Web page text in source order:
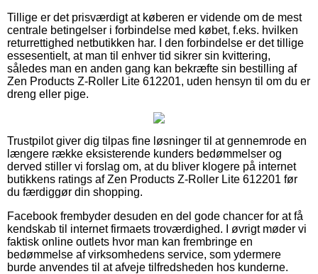
Tillige er det prisværdigt at køberen er vidende om de mest
centrale betingelser i forbindelse med købet, f.eks. hvilken
returrettighed netbutikken har. I den forbindelse er det tillige
essesentielt, at man til enhver tid sikrer sin kvittering,
således man en anden gang kan bekræfte sin bestilling af
Zen Products Z-Roller Lite 612201, uden hensyn til om du er
dreng eller pige.
Trustpilot giver dig tilpas fine løsninger til at gennemrode en
længere række eksisterende kunders bedømmelser og
derved stiller vi forslag om, at du bliver klogere på internet
butikkens ratings af Zen Products Z-Roller Lite 612201 før
du færdiggør din shopping.
Facebook frembyder desuden en del gode chancer for at få
kendskab til internet firmaets troværdighed. I øvrigt møder vi
faktisk online outlets hvor man kan frembringe en
bedømmelse af virksomhedens service, som ydermere
burde anvendes til at afveje tilfredsheden hos kunderne.